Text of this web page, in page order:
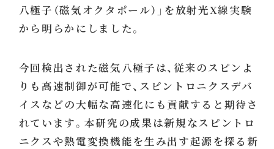
八極子（磁気オクタポール）」を放射光X線実験
から明らかにしました。
今回検出された磁気八極子は、従来のスピンよ
りも高速制御が可能で、スピントロニクスデバ
イスなどの大幅な高速化にも貢献すると期待さ
れています。本研究の成果は新規なスピントロ
ニクスや熱電変換機能を生み出す起源を探る新